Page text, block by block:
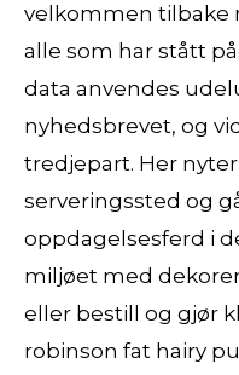
velkommen tilbake
alle som har stått
data anvendes
nyhedsbrevet, og
tredjepart. Her
serveringssted og
oppdagelsesferd i
miljøet med
eller bestill og gjør
robinson fat hairy